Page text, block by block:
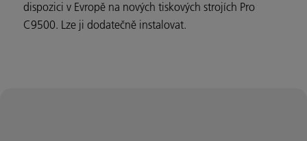
dispozici v Evropě na nových tiskových strojích Pro
C9500. Lze ji dodatečně instalovat.